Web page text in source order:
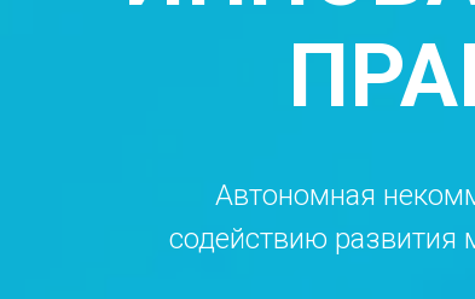
Автономная
содействию развития